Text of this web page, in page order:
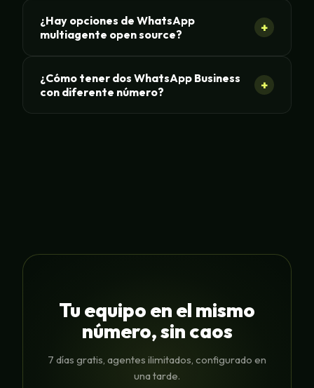
¿Hay opciones de WhatsApp
multiagente open source?
+
¿Cómo tener dos WhatsApp Business
con diferente número?
+
Tu equipo en el mismo
número, sin caos
7 días gratis, agentes ilimitados, configurado en
una tarde.